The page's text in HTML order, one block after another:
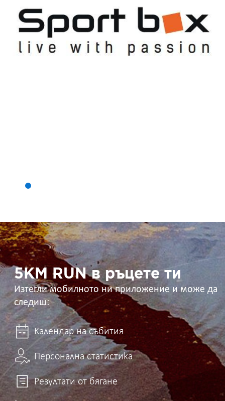
5KM
RUN
в
ръцете
ти 5KM RUN в ръцете ти
Изтегли мобилното ни приложение и може да
следиш:
Календар на събития
Персонална статистика
Резултати от бягане